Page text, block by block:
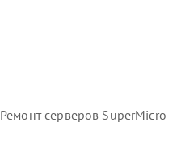
Ремонт серверов SuperMicro